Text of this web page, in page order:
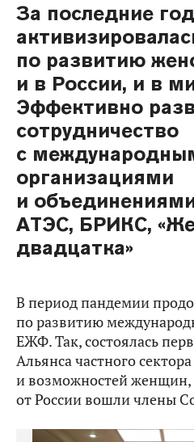
За последние
по развитию
и в России, и в
Эффективно
сотрудничество
с
организациями
и
АТЭС, БРИКС,
двадцатка»
В период пандемии
по развитию
ЕЖФ. Так, состоялась
Альянса частного
и возможностей женщин,
от России вошли члены